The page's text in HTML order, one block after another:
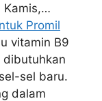
Kamis,…
Promil
vitamin B9
dibutuhkan
sel baru.
dalam